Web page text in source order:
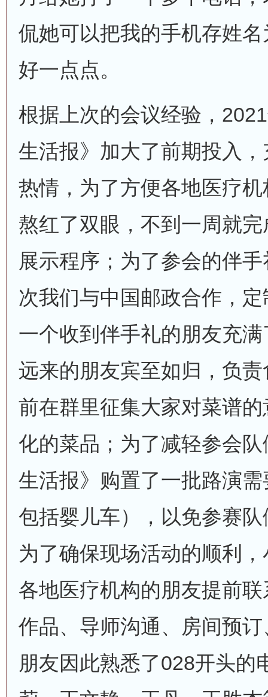
侃她可以把我的手机存姓
好一点点。
根据上次的会议经验，
生活报》加大了前期投入
热情，为了方便各地医疗
熬红了双眼，不到一周就
展示程序；为了参会的伴
次我们与中国邮政合作，
一个收到伴手礼的朋友充
远来的朋友宾至如归，负
前在群里征集大家对菜谱
化的菜品；为了减轻参会
生活报》购置了一批路演
包括婴儿车），以免参赛
为了确保现场活动的顺利
各地医疗机构的朋友提前
作品、导师沟通、房间预
朋友因此熟悉了028开头的